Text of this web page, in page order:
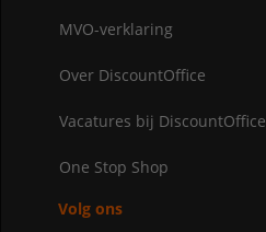
MVO-verklaring
Over DiscountOffice
Vacatures bij DiscountOffice
One Stop Shop
Volg ons